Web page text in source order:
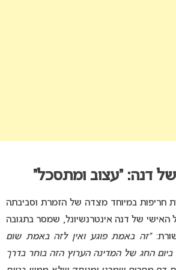
דנה: “עצוב ומתסכל”
חריפות במיוחד מצדה של הזמרת וסביבתה
האישי של דנה אינטרנשיונל, שמסר בתגובה
“זה באמת פוגע ואין לזה באמת שום
ביום החג של המדינה הערוץ הזה בוחר בדרך